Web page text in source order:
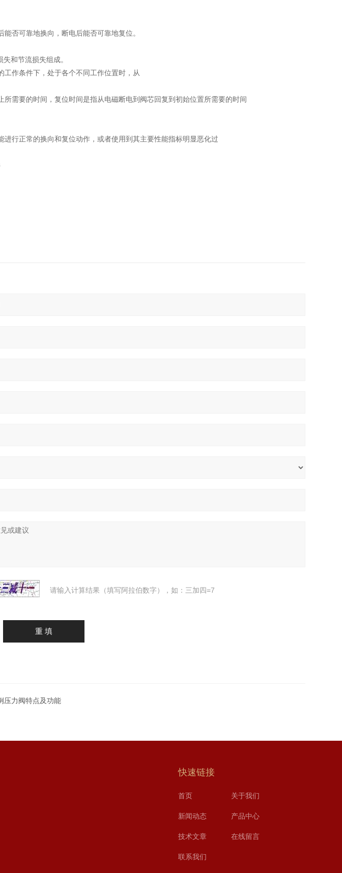
否可靠地换向，断电后能否可靠地复位。
和节流损失组成。
作条件下，处于各个不同工作位置时，从
需要的时间，复位时间是指从电磁断电到阀芯回复到初始位置所需要的时间
行正常的换向和复位动作，或者使用到其主要性能指标明显恶化过
请输入计算结果（填写阿拉伯数字），如：三加四=7
压力阀特点及功能
快速链接
首页 关于我们
新闻动态 产品中心
技术文章 在线留言
联系我们